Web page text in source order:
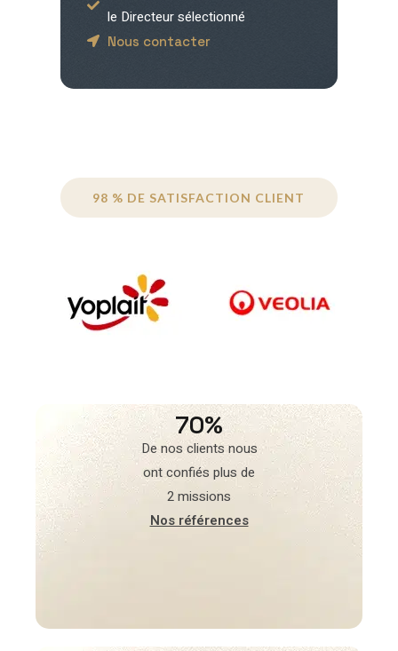
le Directeur sélectionné
Nous contacter
98 % DE SATISFACTION CLIENT
70%
De nos clients nous
ont confiés plus de
2 missions
Nos références